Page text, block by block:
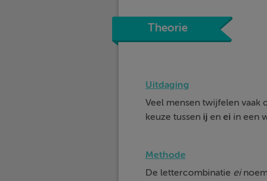
Theorie
Uitdaging
Veel mensen twijfelen vaak
keuze tussen ij en ei in een
Methode
De lettercombinatie ei